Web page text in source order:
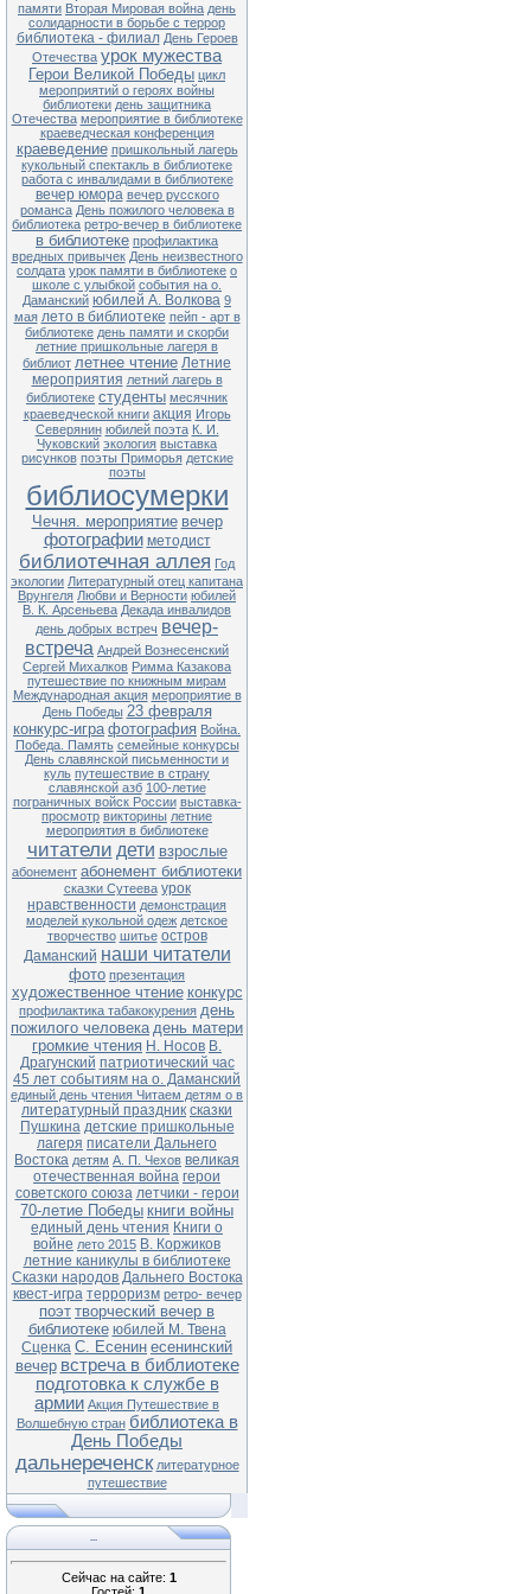
27.04 13-00 Ф№1
Квест-игра «В поисках заветного
клада» (в рамках клуба «Семь Я)
28.04 13-00 Ф№1
Экологический час «Чернобыль.
Год 1986» (35 лет со дня
катастрофы на Чернобыльской
АЭС)
28.04 11-00 ЦБ
Литературный час «Король смеха
Аркадий Аверченко» (140 лет со
дня рождения писателя)
29.04 13-00 Ф№1
Обзор книжной выставки «Они не
должны исчезнуть» (по Красной
книге Приморского края)
Внимание! В связи с продлением
ограничительных мер в
расписании возможны
корректировки. Обращаться по
тел.: 25-1-72
памяти Вторая Мировая война день
солидарности в борьбе с террор
библиотека - филиал День Героев
Отечества урок мужества
Герои Великой Победы цикл
мероприятий о героях войны
библиотеки день защитника
Отечества мероприятие в библиотеке
краеведческая конференция
краеведение пришкольный лагерь
кукольный спектакль в библиотеке
работа с инвалидами в библиотеке
вечер юмора вечер русского
романса День пожилого человека в
библиотека ретро-вечер в библиотеке
в библиотеке профилактика
вредных привычек День неизвестного
солдата урок памяти в библиотеке о
школе с улыбкой события на о.
Даманский юбилей А. Волкова 9
мая лето в библиотеке пейп - арт в
библиотеке день памяти и скорби
летние пришкольные лагеря в
библиот летнее чтение Летние
мероприятия летний лагерь в
библиотеке студенты месячник
краеведческой книги акция Игорь
Северянин юбилей поэта К. И.
Чуковский экология выставка
рисунков поэты Приморья детские
поэты
библиосумерки
Чечня. мероприятие вечер
фотографии методист
библиотечная аллея Год
экологии Литературный отец капитана
Врунгеля Любви и Верности юбилей
В. К. Арсеньева Декада инвалидов
день добрых встреч вечер-
встреча Андрей Вознесенский
Сергей Михалков Римма Казакова
путешествие по книжным мирам
Международная акция мероприятие в
День Победы 23 февраля
конкурс-игра фотография Война.
Победа. Память семейные конкурсы
День славянской письменности и
куль путешествие в страну
славянской азб 100-летие
пограничных войск России выставка-
просмотр викторины летние
мероприятия в библиотеке
читатели дети взрослые
абонемент абонемент библиотеки
сказки Сутеева урок
нравственности демонстрация
моделей кукольной одеж детское
творчество шитье остров
Даманский наши читатели
фото презентация
художественное чтение конкурс
профилактика табакокурения день
пожилого человека день матери
громкие чтения Н. Носов В.
Драгунский патриотический час
45 лет событиям на о. Даманский
единый день чтения Читаем детям о в
литературный праздник сказки
Пушкина детские пришкольные
лагеря писатели Дальнего
Востока детям А. П. Чехов великая
отечественная война герои
советского союза летчики - герои
70-летие Победы книги войны
единый день чтения Книги о
войне лето 2015 В. Коржиков
летние каникулы в библиотеке
Сказки народов Дальнего Востока
квест-игра терроризм ретро- вечер
поэт творческий вечер в
библиотеке юбилей М. Твена
Сценка С. Есенин есенинский
вечер встреча в библиотеке
подготовка к службе в
армии Акция Путешествие в
Волшебную стран библиотека в
День Победы
дальнереченск литературное
путешествие
...
Сейчас на сайте: 1